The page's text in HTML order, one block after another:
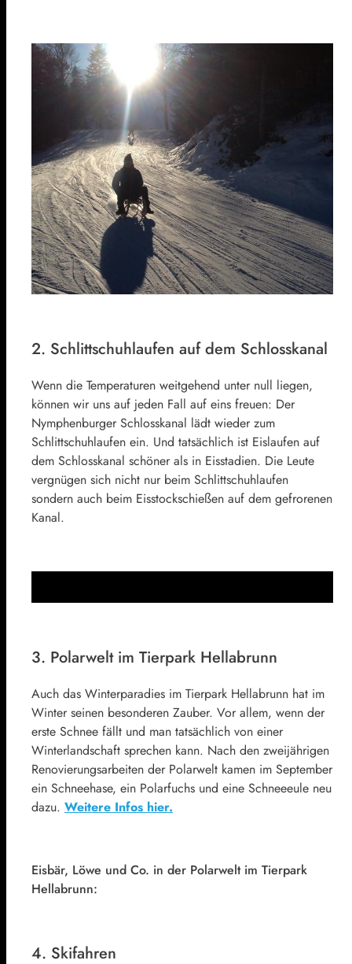
2. Schlittschuhlaufen auf dem Schlosskanal
Wenn die Temperaturen weitgehend unter null liegen,
können wir uns auf jeden Fall auf eins freuen: Der
Nymphenburger Schlosskanal lädt wieder zum
Schlittschuhlaufen ein. Und tatsächlich ist Eislaufen auf
dem Schlosskanal schöner als in Eisstadien. Die Leute
vergnügen sich nicht nur beim Schlittschuhlaufen
sondern auch beim Eisstockschießen auf dem gefrorenen
Kanal.
3. Polarwelt im Tierpark Hellabrunn
Auch das Winterparadies im Tierpark Hellabrunn hat im
Winter seinen besonderen Zauber. Vor allem, wenn der
erste Schnee fällt und man tatsächlich von einer
Winterlandschaft sprechen kann. Nach den zweijährigen
Renovierungsarbeiten der Polarwelt kamen im September
ein Schneehase, ein Polarfuchs und eine Schneeeule neu
dazu. Weitere Infos hier.
Eisbär, Löwe und Co. in der Polarwelt im Tierpark
Hellabrunn:
4. Skifahren